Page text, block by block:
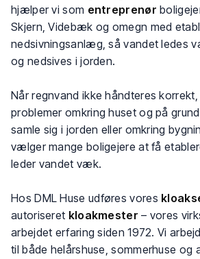
hjælper vi som entreprenør
Skjern, Videbæk og omegn med
nedsivningsanlæg, så vandet ledes
og nedsives i jorden.
Når regnvand ikke håndteres
problemer omkring huset og på
samle sig i jorden eller omkring
vælger mange boligejere at få
leder vandet væk.
Hos DML Huse udføres vores
autoriseret kloakmester – vores
arbejdet erfaring siden 1972. Vi
til både helårshuse, sommerhuse og